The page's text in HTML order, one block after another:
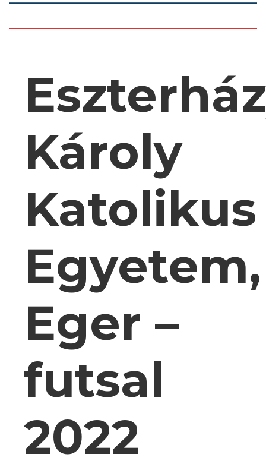
Károly
Katolikus
Egyetem,
Eger –
futsal
2022